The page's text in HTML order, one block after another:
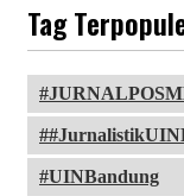
Tag
UINBandung